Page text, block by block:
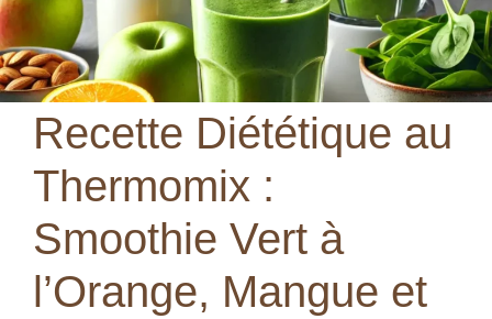
Recette Diététique au
Thermomix :
Smoothie Vert à
l’Orange, Mangue et